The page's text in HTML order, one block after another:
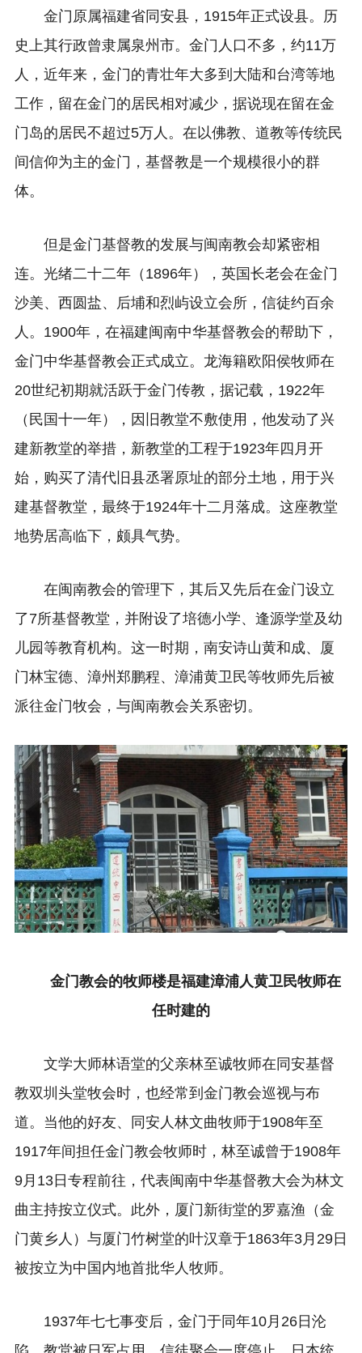
金门原属福建省同安县，1915年正式设县。历
史上其行政曾隶属泉州市。金门人口不多，约11万
人，近年来，金门的青壮年大多到大陆和台湾等地
工作，留在金门的居民相对减少，据说现在留在金
门岛的居民不超过5万人。在以佛教、道教等传统民
间信仰为主的金门，基督教是一个规模很小的群
体。
但是金门基督教的发展与闽南教会却紧密相
连。光绪二十二年（1896年），英国长老会在金门
沙美、西圆盐、后埔和烈屿设立会所，信徒约百余
人。1900年，在福建闽南中华基督教会的帮助下，
金门中华基督教会正式成立。龙海籍欧阳侯牧师在
20世纪初期就活跃于金门传教，据记载，1922年
（民国十一年），因旧教堂不敷使用，他发动了兴
建新教堂的举措，新教堂的工程于1923年四月开
始，购买了清代旧县丞署原址的部分土地，用于兴
建基督教堂，最终于1924年十二月落成。这座教堂
地势居高临下，颇具气势。
在闽南教会的管理下，其后又先后在金门设立
了7所基督教堂，并附设了培德小学、逢源学堂及幼
儿园等教育机构。这一时期，南安诗山黄和成、厦
门林宝德、漳州郑鹏程、漳浦黄卫民等牧师先后被
派往金门牧会，与闽南教会关系密切。
金门教会的牧师楼是福建漳浦人黄卫民牧师在
任时建的
文学大师林语堂的父亲林至诚牧师在同安基督
教双圳头堂牧会时，也经常到金门教会巡视与布
道。当他的好友、同安人林文曲牧师于1908年至
1917年间担任金门教会牧师时，林至诚曾于1908年
9月13日专程前往，代表闽南中华基督教大会为林文
曲主持按立仪式。此外，厦门新街堂的罗嘉渔（金
门黄乡人）与厦门竹树堂的叶汉章于1863年3月29日
被按立为中国内地首批华人牧师。
1937年七七事变后，金门于同年10月26日沦